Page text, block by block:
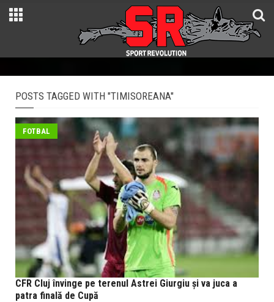
POSTS TAGGED WITH "TIMISOREANA"
FOTBAL
CFR Cluj învinge pe terenul Astrei Giurgiu și va juca a
patra finală de Cupă